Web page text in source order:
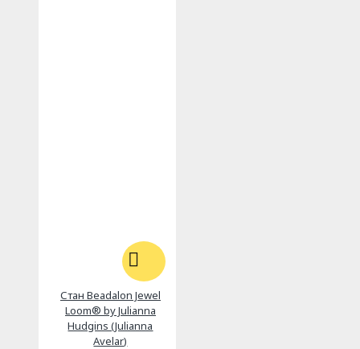
Стан Beadalon Jewel
Loom® by Julianna
Hudgins (Julianna
Avelar)